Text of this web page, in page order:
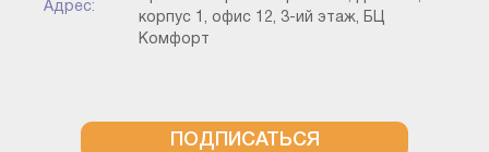
Адрес:
корпус 1, офис 12, 3-ий этаж, БЦ
Комфорт
ПОДПИСАТЬСЯ